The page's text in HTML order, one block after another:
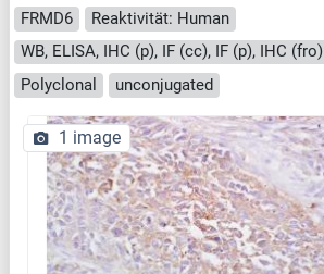
FRMD6
Reaktivität: Human
WB, ELISA, IHC (p), IF (cc), IF (p), IHC (fro)
Polyclonal
unconjugated
1 image